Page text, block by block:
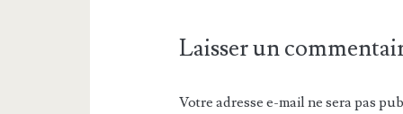
Laisser un
Votre adresse e-mail ne sera pas